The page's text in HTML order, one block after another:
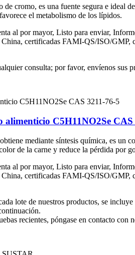
cromo, es una fuente segura e ideal
el metabolismo de los lípidos.
al por mayor, Listo para enviar,
certificadas FAMI-QS/ISO/GMP,
consulta; por favor, envíenos sus
C5H11NO2Se CAS
mediante síntesis química, es un
de la carne y reduce la pérdida por
al por mayor, Listo para enviar,
certificadas FAMI-QS/ISO/GMP,
lote de nuestros productos, se
recientes, póngase en contacto con